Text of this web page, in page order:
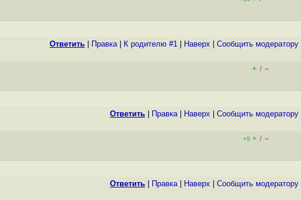
Ответить Правка| К родителю #1 Наверх Cообщить модератору
+ / –
Ответить Правка| Наверх Cообщить модератору
+5 + / –
Ответить Правка| Наверх Cообщить модератору